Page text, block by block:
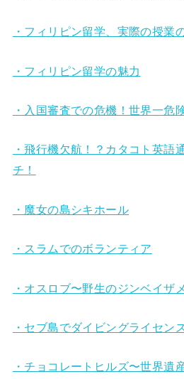
・フィリピン留学、実際の授業
・フィリピン留学の魅力
・入国審査での危機！世界一危
・飛行機欠航！？カタコト英語
チ！
・魔女の島シキホール
・スラムでのボランティア
・オスロブ〜野生のジンベイザ
・セブ島でダイビングライセン
・チョコレートヒルズ〜世界遺